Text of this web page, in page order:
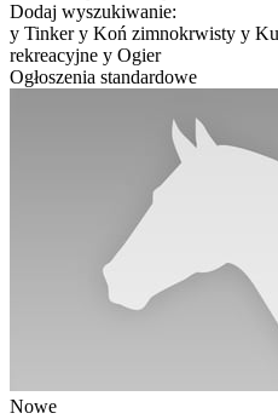
Dodaj wyszukiwanie:
y Tinker y Koń zimnokrwisty y
rekreacyjne y Ogier
Ogłoszenia standardowe
Nowe